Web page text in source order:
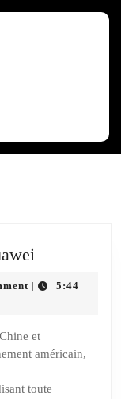
HS:
Vs
Huawei
5:44
et
américain,
toute